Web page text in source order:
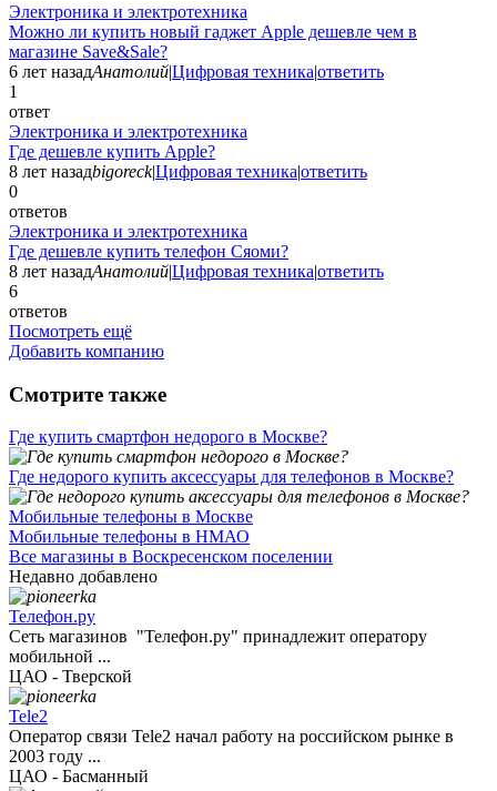
Электроника и электротехника
Можно ли купить новый гаджет Apple дешевле чем в
магазине Save&Sale?
6 лет назадАнатолий|Цифровая техника|ответить
1
ответ
Электроника и электротехника
Где дешевле купить Apple?
8 лет назадbigoreck|Цифровая техника|ответить
0
ответов
Электроника и электротехника
Где дешевле купить телефон Сяоми?
8 лет назадАнатолий|Цифровая техника|ответить
6
ответов
Посмотреть ещё
Добавить компанию
Смотрите также
Где купить смартфон недорого в Москве?
Где недорого купить аксессуары для телефонов в Москве?
Мобильные телефоны в Москве
Мобильные телефоны в НМАО
Все магазины в Воскресенском поселении
Недавно добавлено
Телефон.ру
Сеть магазинов "Телефон.ру" принадлежит оператору
мобильной ...
ЦАО - Тверской
Tele2
Оператор связи Tele2 начал работу на российском рынке в
2003 году ...
ЦАО - Басманный